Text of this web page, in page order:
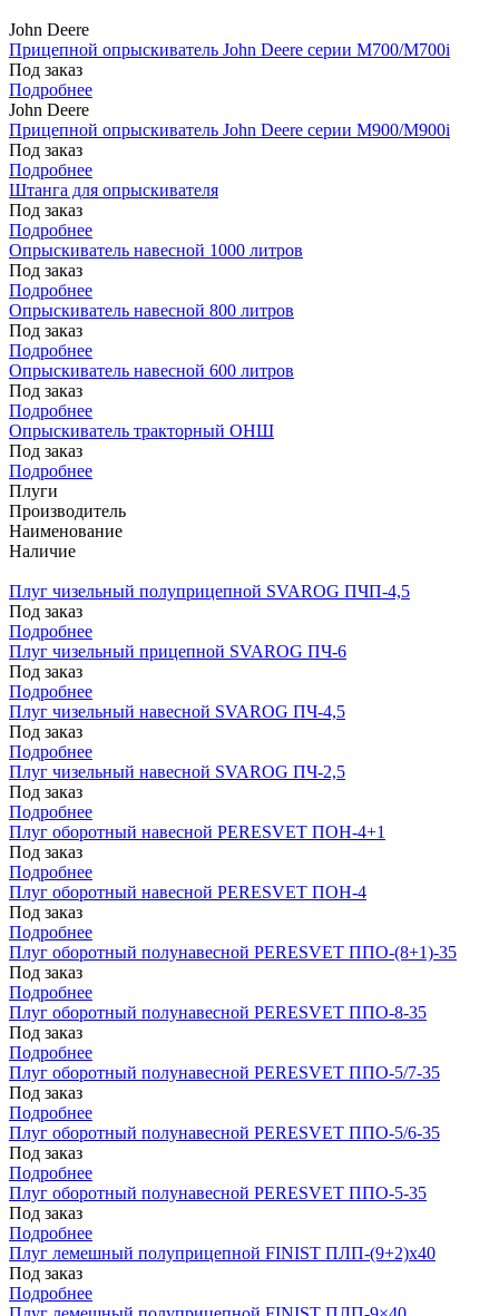
John Deere
Прицепной опрыскиватель John Deere серии M700/M700i
Под заказ
Подробнее
John Deere
Прицепной опрыскиватель John Deere серии M900/M900i
Под заказ
Подробнее
Штанга для опрыскивателя
Под заказ
Подробнее
Опрыскиватель навесной 1000 литров
Под заказ
Подробнее
Опрыскиватель навесной 800 литров
Под заказ
Подробнее
Опрыскиватель навесной 600 литров
Под заказ
Подробнее
Опрыскиватель тракторный ОНШ
Под заказ
Подробнее
Плуги
Производитель
Наименование
Наличие
Плуг чизельный полуприцепной SVAROG ПЧП-4,5
Под заказ
Подробнее
Плуг чизельный прицепной SVAROG ПЧ-6
Под заказ
Подробнее
Плуг чизельный навесной SVAROG ПЧ-4,5
Под заказ
Подробнее
Плуг чизельный навесной SVAROG ПЧ-2,5
Под заказ
Подробнее
Плуг оборотный навесной PERESVET ПОН-4+1
Под заказ
Подробнее
Плуг оборотный навесной PERESVET ПОН-4
Под заказ
Подробнее
Плуг оборотный полунавесной PERESVET ППО-(8+1)-35
Под заказ
Подробнее
Плуг оборотный полунавесной PERESVET ППО-8-35
Под заказ
Подробнее
Плуг оборотный полунавесной PERESVET ППО-5/7-35
Под заказ
Подробнее
Плуг оборотный полунавесной PERESVET ППО-5/6-35
Под заказ
Подробнее
Плуг оборотный полунавесной PERESVET ППО-5-35
Под заказ
Подробнее
Плуг лемешный полуприцепной FINIST ПЛП-(9+2)x40
Под заказ
Подробнее